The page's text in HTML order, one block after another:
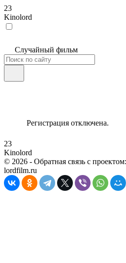
23
Kinolord
Случайный фильм
Регистрация отключена.
23
Kinolord
© 2026 - Обратная связь с
lordfilm.ru